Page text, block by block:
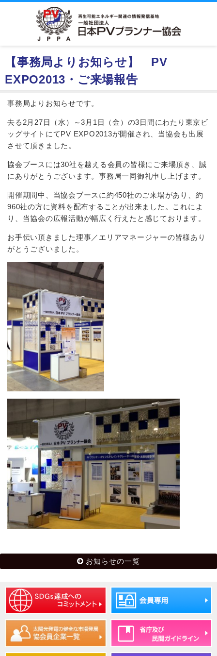
【事務局よりお知らせ】 PV
EXPO2013・ご来場報告
事務局よりお知らせです。
去る2月27日（水）～3月1日（金）の3日間にわたり東京ビ
ッグサイトにてPV EXPO2013が開催され、当協会も出展
させて頂きました。
協会ブースには30社を越える会員の皆様にご来場頂き、誠
にありがとうございます。事務局一同御礼申し上げます。
開催期間中、当協会ブースに約450社のご来場があり、約
960社の方に資料を配布することが出来ました。これによ
り、当協会の広報活動が幅広く行えたと感じております。
お手伝い頂きました理事／エリアマネージャーの皆様あり
がとうございました。
お知らせの一覧